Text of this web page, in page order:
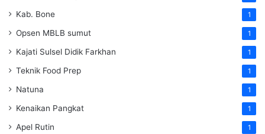
Kab. Bone 1
Opsen MBLB sumut 1
Kajati Sulsel Didik Farkhan 1
Teknik Food Prep 1
Natuna 1
Kenaikan Pangkat 1
Apel Rutin 1